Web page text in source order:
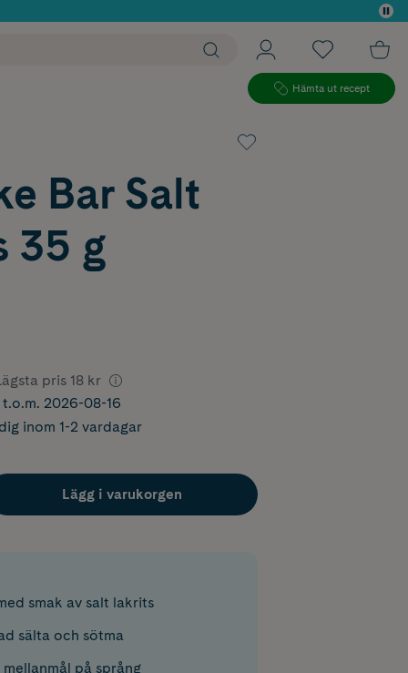
Hämta ut recept
Bar Salt
35 g
pris 18 kr
2026-08-16
inom 1-2 vardagar
Lägg i varukorgen
smak av salt lakrits
sälta och sötma
på språng